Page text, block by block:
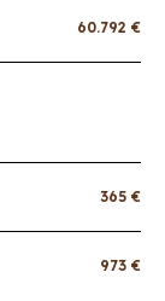
60.792 €
365 €
973 €